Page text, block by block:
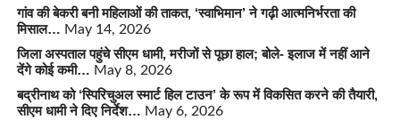
गांव की बेकरी बनी महिलाओं की ताकत, ‘स्वाभिमान’ ने गढ़ी आत्मनिर्भरता की
मिसाल… May 14, 2026
जिला अस्पताल पहुंचे सीएम धामी, मरीजों से पूछा हाल; बोले- इलाज में नहीं आने
देंगे कोई कमी… May 8, 2026
बद्रीनाथ को ‘स्पिरिचुअल स्मार्ट हिल टाउन’ के रूप में विकसित करने की तैयारी,
सीएम धामी ने दिए निर्देश… May 6, 2026